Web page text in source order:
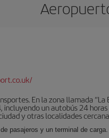
En la zona llamada
un autobús 24
y otras localidades
pasajeros y un terminal de